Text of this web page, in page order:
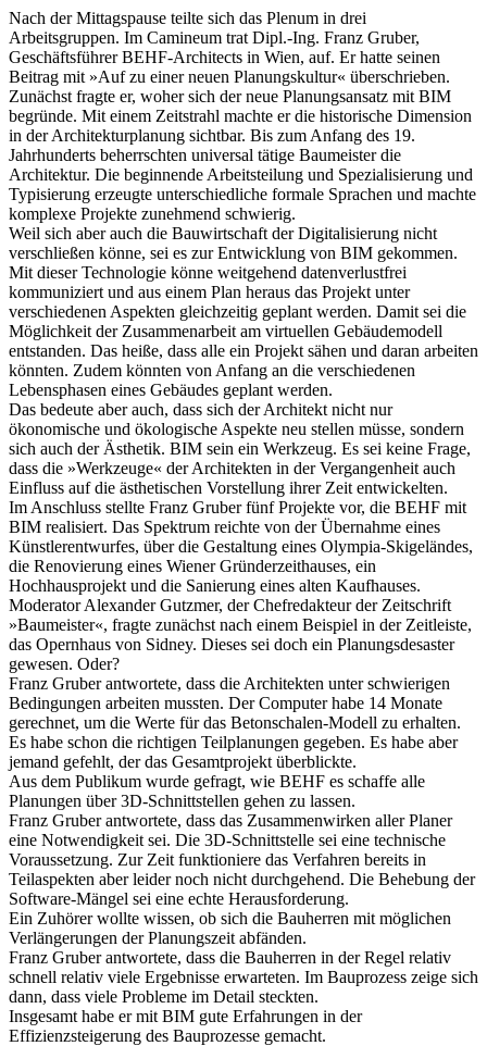
Nach der Mittagspause teilte sich das Plenum in drei
Arbeitsgruppen. Im Camineum trat Dipl.-Ing. Franz Gruber,
Geschäftsführer BEHF-Architects in Wien, auf. Er hatte seinen
Beitrag mit »Auf zu einer neuen Planungskultur« überschrieben.
Zunächst fragte er, woher sich der neue Planungsansatz mit BIM
begründe. Mit einem Zeitstrahl machte er die historische Dimension
in der Architekturplanung sichtbar. Bis zum Anfang des 19.
Jahrhunderts beherrschten universal tätige Baumeister die
Architektur. Die beginnende Arbeitsteilung und Spezialisierung und
Typisierung erzeugte unterschiedliche formale Sprachen und machte
komplexe Projekte zunehmend schwierig.
Weil sich aber auch die Bauwirtschaft der Digitalisierung nicht
verschließen könne, sei es zur Entwicklung von BIM gekommen.
Mit dieser Technologie könne weitgehend datenverlustfrei
kommuniziert und aus einem Plan heraus das Projekt unter
verschiedenen Aspekten gleichzeitig geplant werden. Damit sei die
Möglichkeit der Zusammenarbeit am virtuellen Gebäudemodell
entstanden. Das heiße, dass alle ein Projekt sähen und daran arbeiten
könnten. Zudem könnten von Anfang an die verschiedenen
Lebensphasen eines Gebäudes geplant werden.
Das bedeute aber auch, dass sich der Architekt nicht nur
ökonomische und ökologische Aspekte neu stellen müsse, sondern
sich auch der Ästhetik. BIM sein ein Werkzeug. Es sei keine Frage,
dass die »Werkzeuge« der Architekten in der Vergangenheit auch
Einfluss auf die ästhetischen Vorstellung ihrer Zeit entwickelten.
Im Anschluss stellte Franz Gruber fünf Projekte vor, die BEHF mit
BIM realisiert. Das Spektrum reichte von der Übernahme eines
Künstlerentwurfes, über die Gestaltung eines Olympia-Skigeländes,
die Renovierung eines Wiener Gründerzeithauses, ein
Hochhausprojekt und die Sanierung eines alten Kaufhauses.
Moderator Alexander Gutzmer, der Chefredakteur der Zeitschrift
»Baumeister«, fragte zunächst nach einem Beispiel in der Zeitleiste,
das Opernhaus von Sidney. Dieses sei doch ein Planungsdesaster
gewesen. Oder?
Franz Gruber antwortete, dass die Architekten unter schwierigen
Bedingungen arbeiten mussten. Der Computer habe 14 Monate
gerechnet, um die Werte für das Betonschalen-Modell zu erhalten.
Es habe schon die richtigen Teilplanungen gegeben. Es habe aber
jemand gefehlt, der das Gesamtprojekt überblickte.
Aus dem Publikum wurde gefragt, wie BEHF es schaffe alle
Planungen über 3D-Schnittstellen gehen zu lassen.
Franz Gruber antwortete, dass das Zusammenwirken aller Planer
eine Notwendigkeit sei. Die 3D-Schnittstelle sei eine technische
Voraussetzung. Zur Zeit funktioniere das Verfahren bereits in
Teilaspekten aber leider noch nicht durchgehend. Die Behebung der
Software-Mängel sei eine echte Herausforderung.
Ein Zuhörer wollte wissen, ob sich die Bauherren mit möglichen
Verlängerungen der Planungszeit abfänden.
Franz Gruber antwortete, dass die Bauherren in der Regel relativ
schnell relativ viele Ergebnisse erwarteten. Im Bauprozess zeige sich
dann, dass viele Probleme im Detail steckten.
Insgesamt habe er mit BIM gute Erfahrungen in der
Effizienzsteigerung des Bauprozesse gemacht.